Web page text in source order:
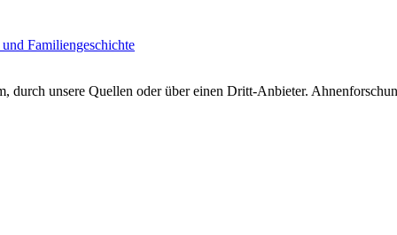
Familiengeschichte
unsere Quellen oder über einen Dritt-Anbieter.